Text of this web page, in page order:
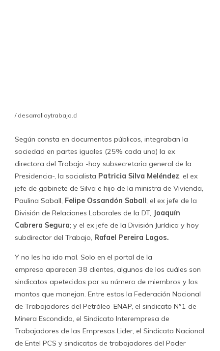
de la Clínica Odontológica de la Universidad Diego
Portales, también llegó a la empresa por los nombres
involucrados. “Hablé con el presidente de otro sindicato
de la Universidad y este me recomendó la
empresa porque estaba incluida ahí la Patricia (Silva), que
era la directora del Trabajo. Ella tenía una propuesta muy
clara de lo que podíamos abordar en la propuesta y lo
que no”.
por la negociación colectiva, en septiembre de 2013.
“Cobran de 2 a 3 UTM por trabajador sindicalizado,
pero como este caso éramos pocos trabajadores (30
personas), cobraron un mínimo de 2 millones de
pesos por la negociación total.Y yo creo que los valió
porque ellos tienen muy claro lo que están haciendo.
Dicen que con el bono de término de conflicto su asesoría
se paga sola”, explica Leiva.